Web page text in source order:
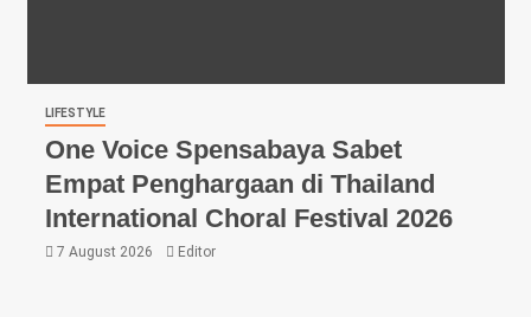
LIFESTYLE
One Voice Spensabaya Sabet
Empat Penghargaan di Thailand
International Choral Festival 2026
7 August 2026 Editor